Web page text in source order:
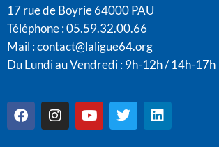
17 rue de Boyrie 64000 PAU
Téléphone : 05.59.32.00.66
Mail :contact@laligue64.org
Du Lundi au Vendredi : 9h-12h / 14h-17h